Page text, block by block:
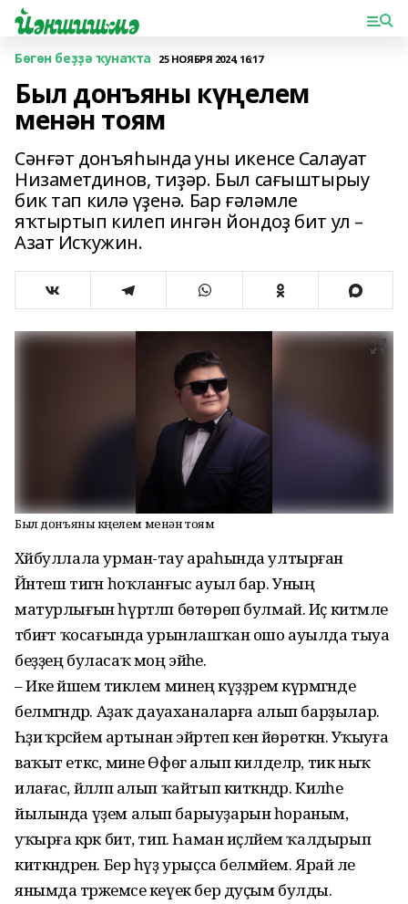
Бөгөн беҙҙә ҡунаҡта 25 НОЯБРЯ 2024, 16:17
Был донъяны күңелем
менән тоям
Сәнғәт донъяһында уны икенсе Салауат
Низаметдинов, тиҙәр. Был сағыштырыу
бик тап килә үҙенә. Бар ғәләмле
яҡтыртып килеп ингән йондоҙ бит ул –
Азат Исҡужин.
Был донъяны күңелем менән тоям
Хәйбуллала урман-тау араһында ултырған
Йәнтеш тигән һоҡланғыс ауыл бар. Уның
матурлығын һүрәтләп бөтөрөп булмай. Иҫ китмәле
тәбиғәт ҡосағында урынлаш­ҡан ошо ауылда тыуа
беҙҙең буласаҡ моң эйәһе.
– Ике йәшемә тиклем минең күҙҙәрем күрмәгәнде
белмәгәндәр. Аҙаҡ дауаханаларға алып бар­ҙылар.
Һәҙиә ҡәрсәйем артынан эйәртеп кенә йөрөткән. Уҡыуға
ваҡыт еткәс, мине Өфөгә алып килделәр, тик ныҡ
илағас, йәлләп алып ҡайтып киткәндәр. Киләһе
йылында үҙем алып барыу­ҙарын һораным,
уҡырға кәрәк бит, тип. Һаман иҫләйем ҡалдырып
киткәндәрен. Бер һүҙ урыҫса белмәйем. Ярай әле
янымда тәржемәсе кеүек бер дуҫым булды.